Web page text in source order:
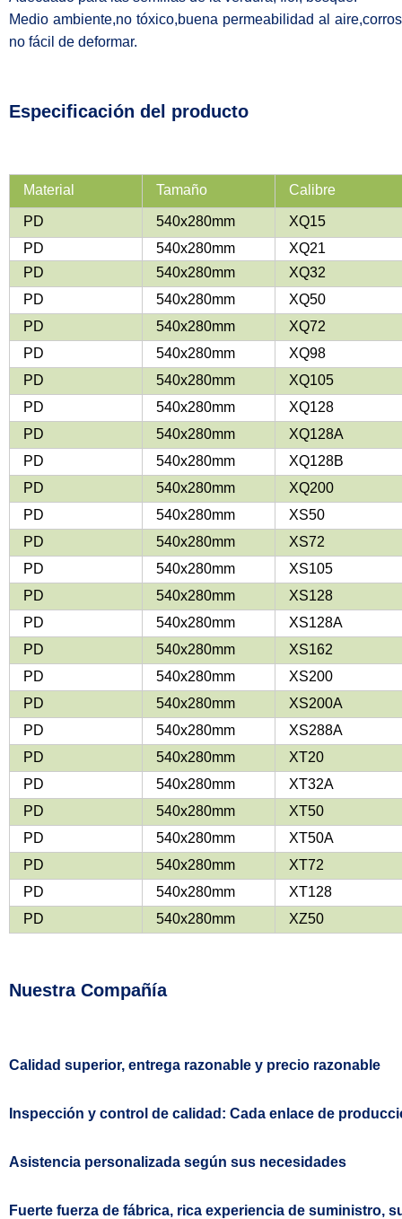
Medio ambiente,no tóxico,buena permeabilidad al
no fácil de deformar.
Especificación del producto
Material Tamaño Calibre
PD 540x280mm
XQ15
PD
540x280mm
XQ21
PD
540x280mm
XQ32
PD
540x280mm
XQ50
PD
540x280mm
XQ72
PD
540x280mm
XQ98
PD
540x280mm
XQ105
PD
540x280mm
XQ128
PD
540x280mm
XQ128A
PD
540x280mm
XQ128B
PD
540x280mm
XQ200
PD
540x280mm
XS50
PD
540x280mm
XS72
PD
540x280mm
XS105
PD
540x280mm
XS128
PD
540x280mm
XS128A
PD
540x280mm
XS162
PD
540x280mm
XS200
PD
540x280mm
XS200A
PD
540x280mm
XS288A
PD
540x280mm
XT20
PD
540x280mm
XT32A
PD
540x280mm
XT50
PD
540x280mm
XT50A
PD
540x280mm
XT72
PD
540x280mm
XT128
PD
540x280mm XZ50
Nuestra Compañía
Calidad superior, entrega razonable y precio razonable
Inspección y control de calidad: Cada enlace de
Asistencia personalizada según sus necesidades
Fuerte fuerza de fábrica, rica experiencia de suministro,